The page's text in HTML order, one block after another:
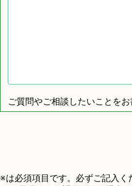
ご質問やご相談したいことをお
※は必須項目です。必ずご記入く